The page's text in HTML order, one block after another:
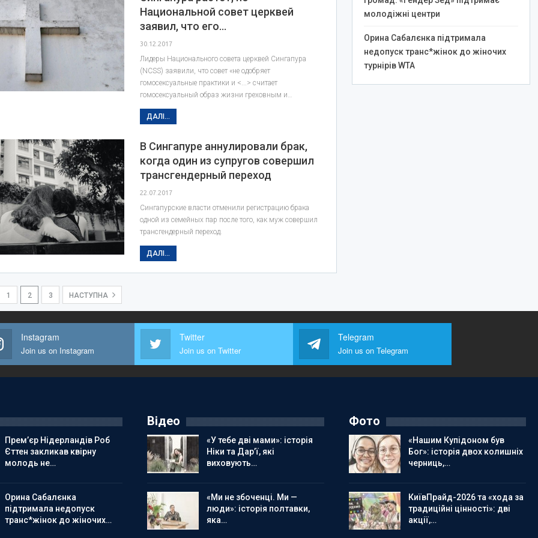
Национальной совет церквей
заявил, что его…
30.12.2017
Лидеры Национального совета церквей Сингапура
(NCSS) заявили, что совет «не одобряет
гомосексуальные практики и <...> считает
гомосексуальный образ жизни греховным и…
ДАЛІ...
В Сингапуре аннулировали брак,
когда один из супругов совершил
трансгендерный переход
22.07.2017
Сингапурские власти отменили регистрацию брака
одной из семейных пар после того, как муж совершил
трансгендерный переход.
ДАЛІ...
1 2 3 НАСТУПНА
молодіжні центри
Орина Сабалєнка підтримала
недопуск транс*жінок до жіночих
турнірів WTA
Instagram
Join us on Instagram
Twitter
Join us on Twitter
Telegram
Join us on Telegram
Прем’єр Нідерландів Роб
Єттен закликав квірну
молодь не…
Орина Сабалєнка
підтримала недопуск
транс*жінок до жіночих…
Відео
«У тебе дві мами»: історія
Ніки та Дар’ї, які
виховують…
«Ми не збоченці. Ми —
люди»: історія полтавки,
яка…
Фото
«Нашим Купідоном був
Бог»: історія двох колишніх
черниць,…
КиївПрайд-2026 та «хода за
традиційні цінності»: дві
акції,…